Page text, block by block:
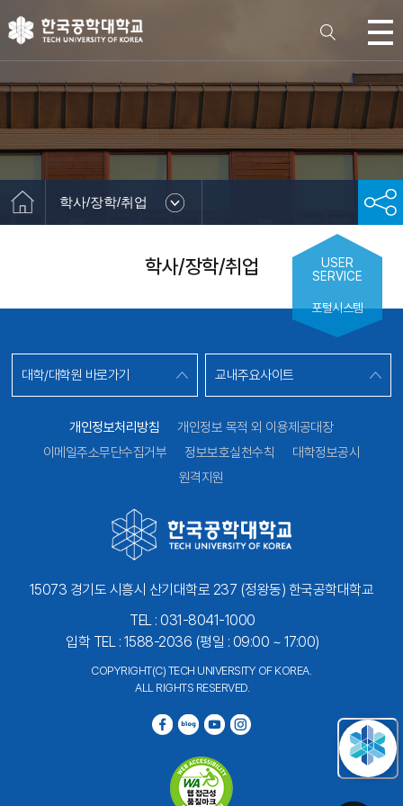
USER
SERVICE
포털시스템
학사/장학/취업
학사/장학/취업
대학/대학원 바로가기 교내주요사이트
개인정보처리방침
개인정보 목적 외 이용제공대장
이메일주소무단수집거부
정보보호실천수칙
대학정보공시
원격지원
15073 경기도 시흥시 산기대학로 237 (정왕동) 한국공학대학교
TEL : 031-8041-1000
입학 TEL : 1588-2036 (평일 : 09:00 ~ 17:00)
COPYRIGHT(C) TECH UNIVERSITY OF KOREA.
ALL RIGHTS RESERVED.